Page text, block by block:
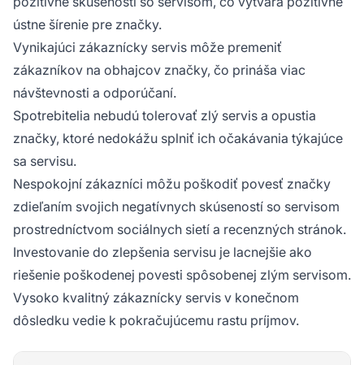
ústne šírenie pre značky.
Vynikajúci zákaznícky servis môže premeniť
zákazníkov na obhajcov značky, čo prináša viac
návštevnosti a odporúčaní.
Spotrebitelia nebudú tolerovať zlý servis a opustia
značky, ktoré nedokážu splniť ich očakávania týkajúce
sa servisu.
Nespokojní zákazníci môžu poškodiť povesť značky
zdieľaním svojich negatívnych skúseností so servisom
prostredníctvom sociálnych sietí a recenzných stránok.
Investovanie do zlepšenia servisu je lacnejšie ako
riešenie poškodenej povesti spôsobenej zlým servisom.
Vysoko kvalitný zákaznícky servis v konečnom
dôsledku vedie k pokračujúcemu rastu príjmov.